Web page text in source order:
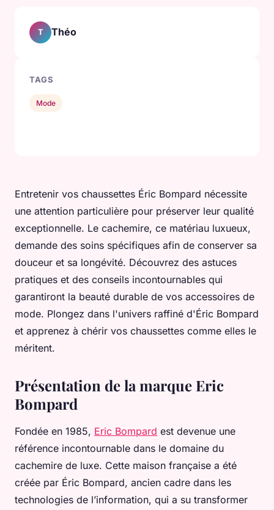
Entretenir vos chaussettes Éric Bompard nécessite
une attention particulière pour préserver leur qualité
exceptionnelle. Le cachemire, ce matériau luxueux,
demande des soins spécifiques afin de conserver sa
douceur et sa longévité. Découvrez des astuces
pratiques et des conseils incontournables qui
garantiront la beauté durable de vos accessoires de
mode. Plongez dans l'univers raffiné d'Éric Bompard
et apprenez à chérir vos chaussettes comme elles le
méritent.
Présentation de la marque Eric
Bompard
Fondée en 1985, Eric Bompard est devenue une
référence incontournable dans le domaine du
cachemire de luxe. Cette maison française a été
créée par Éric Bompard, ancien cadre dans les
technologies de l’information, qui a su transformer
T Théo
TAGS
Mode